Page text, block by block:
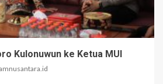
Kulonuwun ke Ketua MUI